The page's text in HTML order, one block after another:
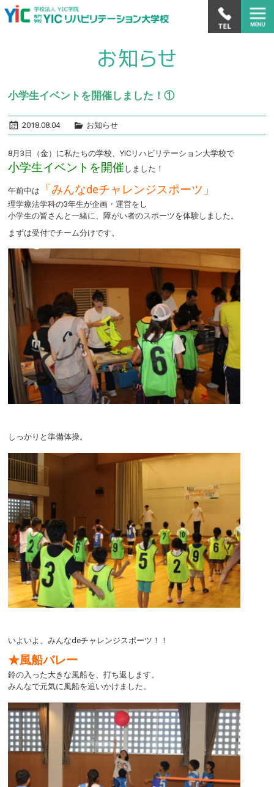
小学生イベントを開催しました！①
2018.08.04 お知らせ
8月3日（金）に私たちの学校、YICリハビリテーション大学校で
小学生イベントを開催 しました！
午前中は 「みんなdeチャレンジスポーツ」
理学療法学科の3年生が企画・運営をし
小学生の皆さんと一緒に、障がい者のスポーツを体験しました。
まずは受付でチーム分けです。
しっかりと準備体操。
いよいよ、みんなdeチャレンジスポーツ！！
★風船バレー
鈴の入った大きな風船を、打ち返します。
みんなで元気に風船を追いかけました。